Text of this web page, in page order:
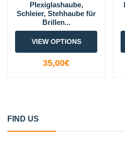
Plexiglashaube,
Schleier, Stehhaube für
Brillen...
VIEW OPTIONS
35,00€
FIND US